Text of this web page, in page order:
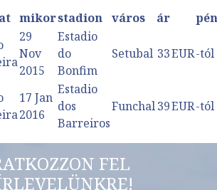
mikorstadion város ár
29
Nov
2015
Estadio
do
Bonfim
Setubal 33EUR-tól
17 Jan
2016
Estadio
dos
Barreiros
Funchal 39EUR-tól
FEL